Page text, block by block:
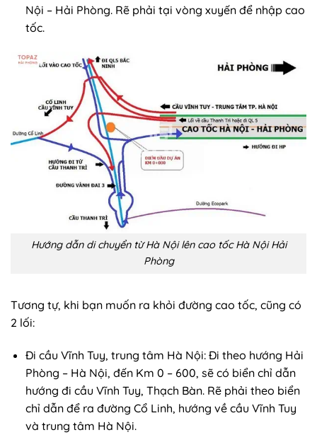
Nội – Hải Phòng. Rẽ phải tại vòng xuyến để nhập cao
tốc.
Hướng dẫn di chuyển từ Hà Nội lên cao tốc Hà Nội Hải
Phòng
Tương tự, khi bạn muốn ra khỏi đường cao tốc, cũng có
2 lối:
Đi cầu Vĩnh Tuy, trung tâm Hà Nội: Đi theo hướng Hải
Phòng – Hà Nội, đến Km 0 – 600, sẽ có biển chỉ dẫn
hướng đi cầu Vĩnh Tuy, Thạch Bàn. Rẽ phải theo biển
chỉ dẫn để ra đường Cổ Linh, hướng về cầu Vĩnh Tuy
và trung tâm Hà Nội.